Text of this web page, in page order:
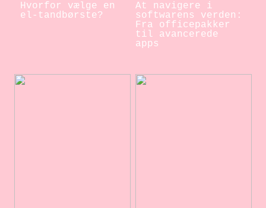
Hvorfor vælge en
el-tandbørste?
At navigere i
softwarens verden:
Fra officepakker
til avancerede
apps